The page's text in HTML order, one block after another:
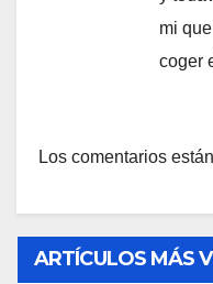
mi
coger
Los comentarios
ARTÍCULOS MÁS